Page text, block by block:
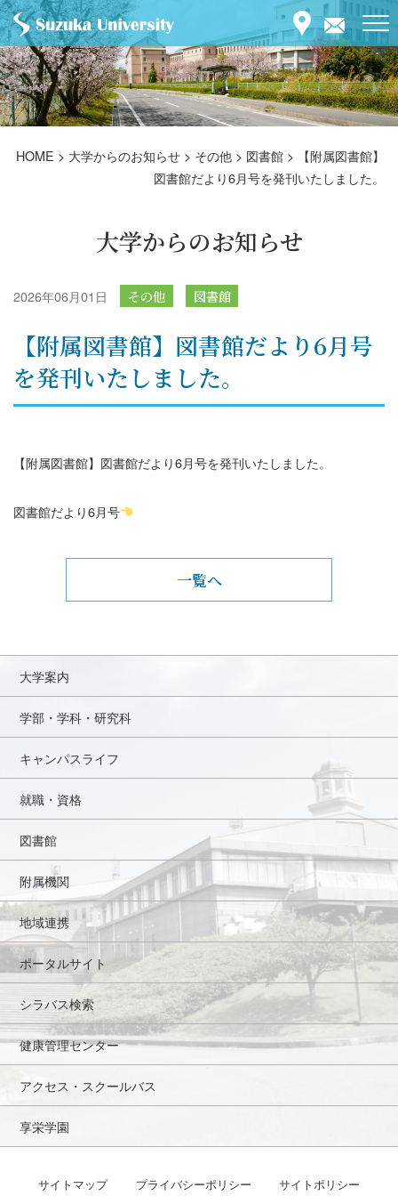
HOME > 大学からのお知らせ > その他 > 図書館 >
【附属図書館】
図書館だより6月号を発刊いたしました。
大学からのお知らせ
2026年06月01日 その他 図書館
【附属図書館】図書館だより6月号
を発刊いたしました。
【附属図書館】図書館だより6月号を発刊いたしました。
図書館だより6月号
一覧へ
大学案内
学部・学科・研究科
キャンパスライフ
就職・資格
図書館
附属機関
地域連携
ポータルサイト
シラバス検索
健康管理センター
アクセス・スクールバス
享栄学園
サイトマップ プライバシーポリシー サイトポリシー